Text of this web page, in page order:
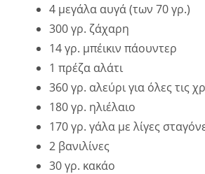
4 μεγάλα αυγά (των 70 γρ.)
300 γρ. ζάχαρη
14 γρ. μπέικιν πάουντερ
1 πρέζα αλάτι
360 γρ. αλεύρι για όλες τις
180 γρ. ηλιέλαιο
170 γρ. γάλα με λίγες
2 βανιλίνες
30 γρ. κακάο